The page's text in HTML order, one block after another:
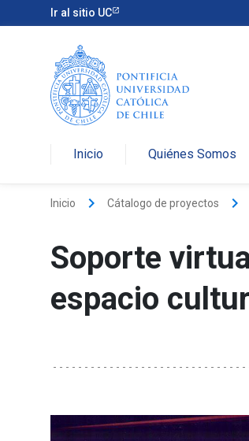
Ir al sitio UC
Inicio Quiénes Somos
Inicio keyboard_arrow_right Cátalogo de proyectos keyboard_arrow_right
Soporte
espacio